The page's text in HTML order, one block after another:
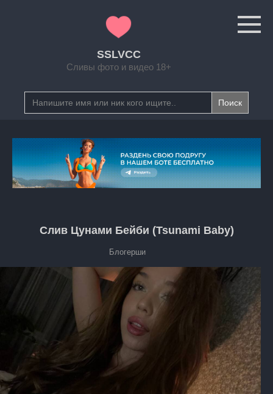
SSLVCC
Сливы фото и видео 18+
Search
for:
Слив Цунами Бейби (Tsunami Baby)
Блогерши